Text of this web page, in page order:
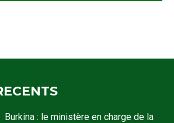
Burkina : le ministère en charge de la